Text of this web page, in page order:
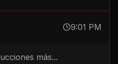
9:01 PM
más...